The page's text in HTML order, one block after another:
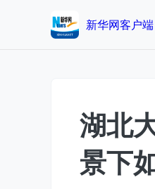
新华网客户端
湖北
景下